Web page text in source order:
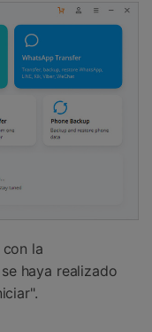
la
haya realizado